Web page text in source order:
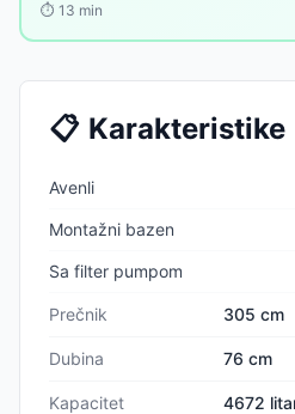
⏱️ 13 min
📋 Karakteristike
Avenli
Montažni bazen
Sa filter pumpom
Prečnik 305 cm
Dubina 76 cm
Kapacitet 4672